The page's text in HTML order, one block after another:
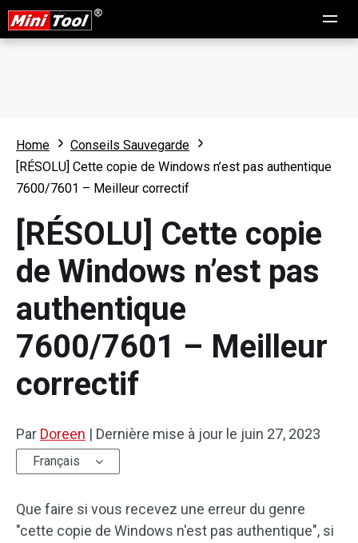
Home
Conseils Sauvegarde
[RÉSOLU] Cette copie de Windows n’est pas authentique
7600/7601 – Meilleur correctif
[RÉSOLU] Cette copie
de Windows n’est pas
authentique
7600/7601 – Meilleur
correctif
Par Doreen | Dernière mise à jour le juin 27, 2023
Français
Que faire si vous recevez une erreur du genre
"cette copie de Windows n'est pas authentique", si